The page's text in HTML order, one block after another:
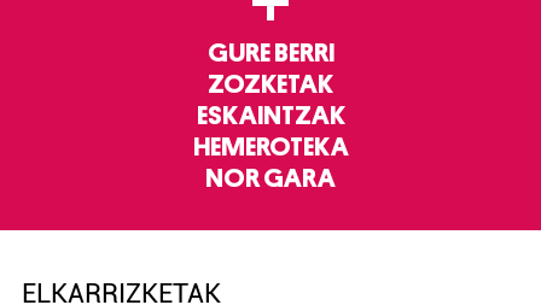
GURE BERRI
ZOZKETAK
ESKAINTZAK
HEMEROTEKA
NOR GARA
ELKARRIZKETAK